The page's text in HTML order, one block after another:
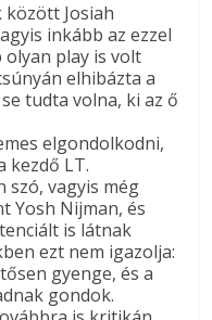
között Josiah
inkább az ezzel
play is volt
elhibázta a
tudta volna, ki az ő
elgondolkodni,
kezdő LT.
szó, vagyis még
Yosh Nijman, és
is látnak
ezt nem igazolja:
gyenge, és a
gondok.